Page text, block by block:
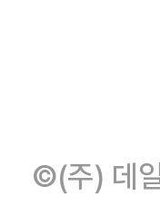
©(주) 데